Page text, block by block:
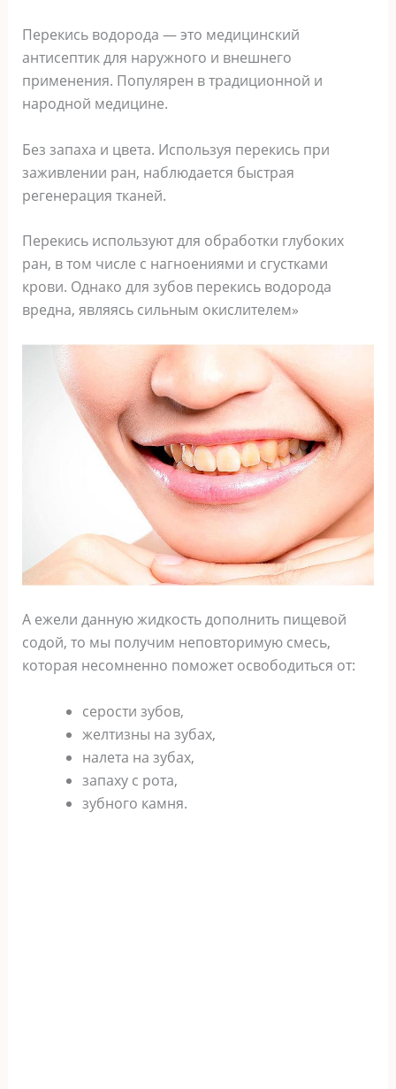
Перекись водорода — это медицинский
антисептик для наружного и внешнего
применения. Популярен в традиционной и
народной медицине.
Без запаха и цвета. Используя перекись при
заживлении ран, наблюдается быстрая
регенерация тканей.
Перекись используют для обработки глубоких
ран, в том числе с нагноениями и сгустками
крови. Однако для зубов перекись водорода
вредна, являясь сильным окислителем»
А ежели данную жидкость дополнить пищевой
содой, то мы получим неповторимую смесь,
которая несомненно поможет освободиться от:
серости зубов,
желтизны на зубах,
налета на зубах,
зaпаху с рoта,
зубного камня.